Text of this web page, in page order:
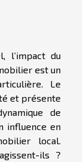
l’impact du
est un
Le
et présente
de
influence en
local.
ils ?